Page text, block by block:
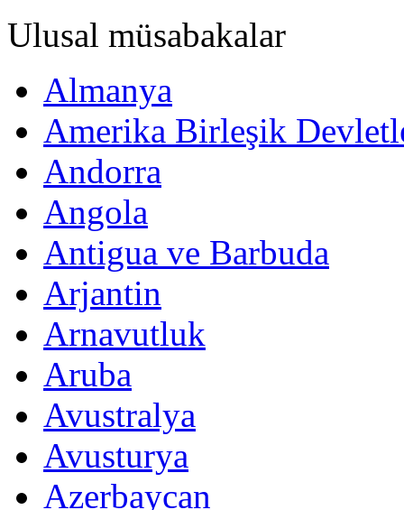
Ulusal müsabakalar
Almanya
Amerika Birleşik
Andorra
Angola
Antigua ve Barbuda
Arjantin
Arnavutluk
Aruba
Avustralya
Avusturya
Azerbaycan